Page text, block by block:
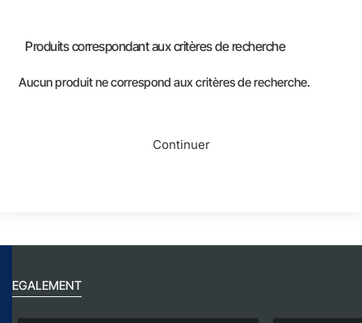
Produits correspondant aux critères de recherche
Aucun produit ne correspond aux critères de recherche.
Continuer
EGALEMENT